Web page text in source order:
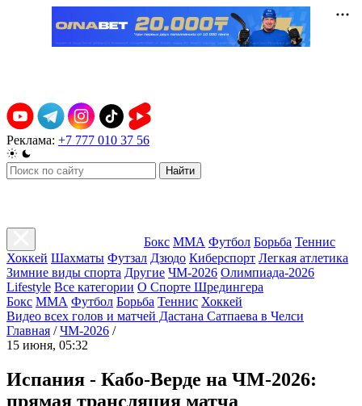
Реклама: +7 777 010 37 56
Найти
Бокс ММА Футбол Борьба Теннис
Хоккей Шахматы Футзал Дзюдо Киберспорт Легкая атлетика
Зимние виды спорта Другие ЧМ-2026 Олимпиада-2026
Lifestyle Все категории О Спорте Шредингера
Бокс ММА Футбол Борьба Теннис Хоккей
Видео всех голов и матчей Дастана Сатпаева в Челси
Главная / ЧМ-2026 /
15 июня, 05:32
Испания - Кабо-Верде на ЧМ-2026:
прямая трансляция матча